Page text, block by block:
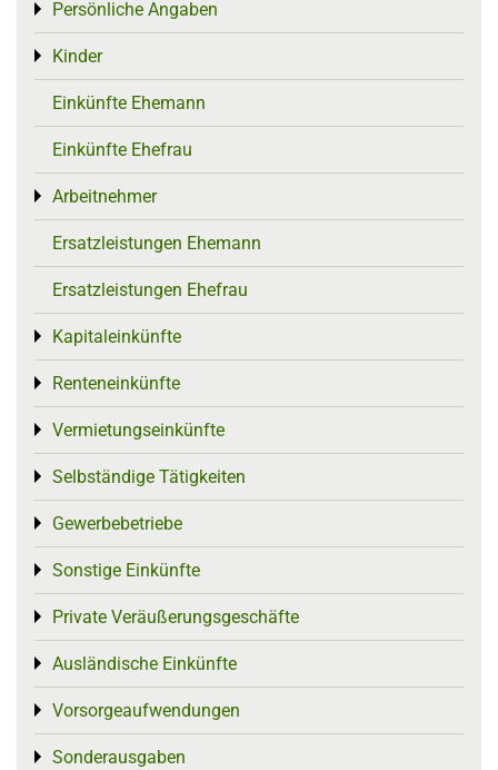
Persönliche Angaben
Toggle menu
Kinder
Toggle menu
Einkünfte Ehemann
Einkünfte Ehefrau
Arbeitnehmer
Toggle menu
Ersatzleistungen Ehemann
Ersatzleistungen Ehefrau
Kapitaleinkünfte
Toggle menu
Renteneinkünfte
Toggle menu
Vermietungseinkünfte
Toggle menu
Selbständige Tätigkeiten
Toggle menu
Gewerbebetriebe
Toggle menu
Sonstige Einkünfte
Toggle menu
Private Veräußerungsgeschäfte
Toggle menu
Ausländische Einkünfte
Toggle menu
Vorsorgeaufwendungen
Toggle menu
Sonderausgaben
Toggle menu